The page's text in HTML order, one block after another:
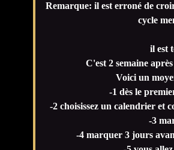
Remarque: il est erroné de
cycle
il est
C'est 2 semaine
Voici un
-1 dès le
-2 choisissez un calendrier et
-3
-4 marquer 3 jours